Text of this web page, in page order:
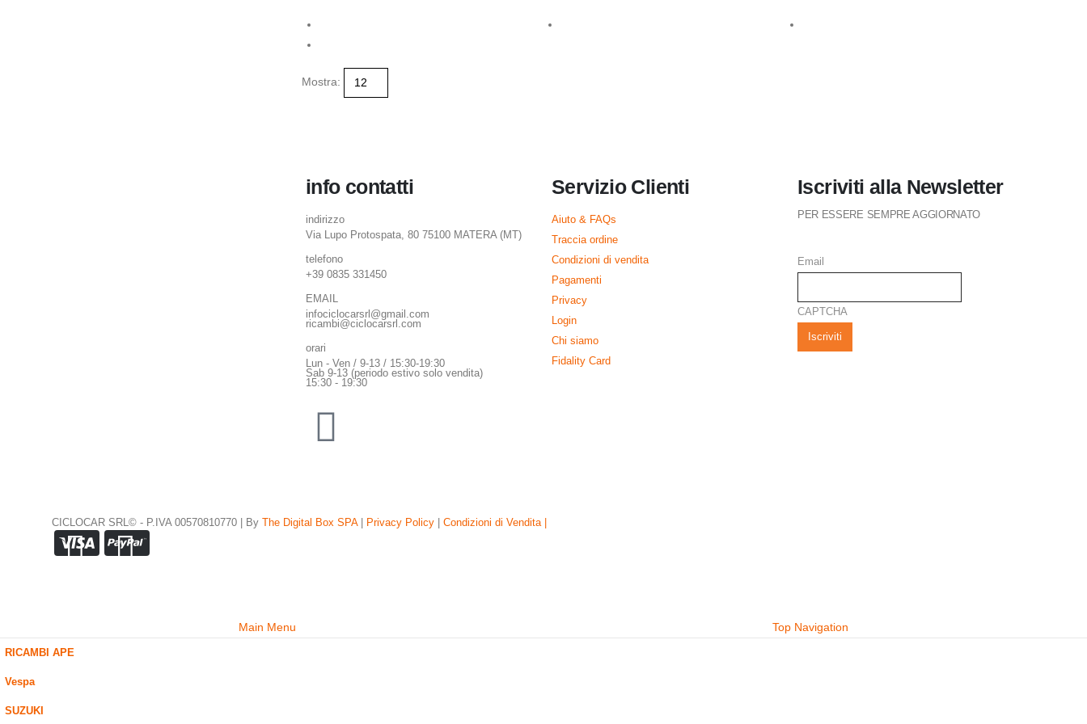
Mostra:
info contatti
indirizzo
Via Lupo Protospata, 80 75100 MATERA (MT)
telefono
+39 0835 331450
EMAIL
infociclocarsrl@gmail.com
ricambi@ciclocarsrl.com
orari
Lun - Ven / 9-13 / 15:30-19:30
Sab 9-13 (periodo estivo solo vendita)
15:30 - 19:30
Servizio Clienti
Aiuto & FAQs
Traccia ordine
Condizioni di vendita
Pagamenti
Privacy
Login
Chi siamo
Fidality Card
Iscriviti alla Newsletter
PER ESSERE SEMPRE AGGIORNATO
Email
CAPTCHA
CICLOCAR SRL© - P.IVA 00570810770 | By The Digital Box SPA| Privacy Policy Condizioni di Vendita |
Main Menu Top Navigation
RICAMBI APE
Vespa
SUZUKI